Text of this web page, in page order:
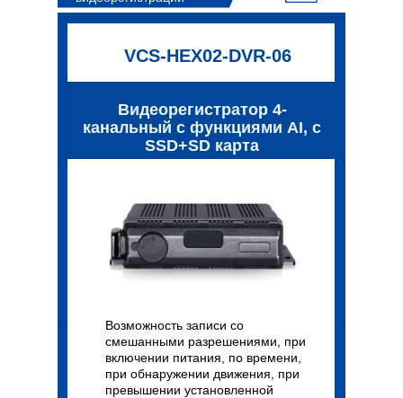
VCS-HEX02-DVR-06
Возможность записи со
смешанными разрешениями, при
включении питания, по времени,
при обнаружении движения, при
превышении установленной
Видеорегистратор 4-
канальный с функциями AI, с
SSD+SD карта